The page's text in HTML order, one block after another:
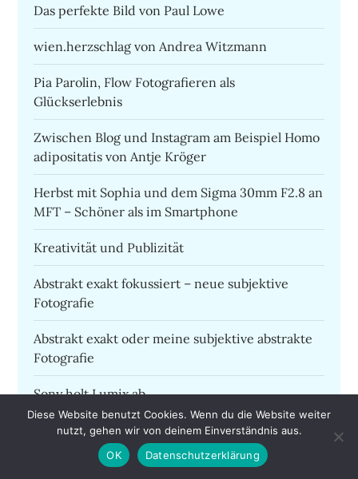
Das perfekte Bild von Paul Lowe
wien.herzschlag von Andrea Witzmann
Pia Parolin, Flow Fotografieren als
Glückserlebnis
Zwischen Blog und Instagram am Beispiel Homo
adipositatis von Antje Kröger
Herbst mit Sophia und dem Sigma 30mm F2.8 an
MFT – Schöner als im Smartphone
Kreativität und Publizität
Abstrakt exakt fokussiert – neue subjektive
Fotografie
Abstrakt exakt oder meine subjektive abstrakte
Fotografie
Sony holt Lumix ab
Die Frau in blau
Wie finde ich meinen fotografischen Stil von
Diese Website benutzt Cookies. Wenn du die Website weiter
nutzt, gehen wir von deinem Einverständnis aus.
OK
Datenschutzerklärung